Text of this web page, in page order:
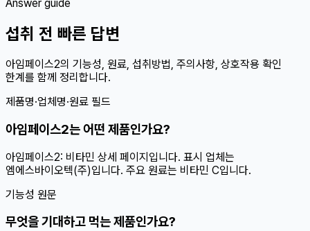
Answer guide
섭취 전 빠른 답변
아임페이스2의 기능성, 원료, 섭취방법, 주의사항, 상호작용 확인
한계를 함께 정리합니다.
제품명·업체명·원료 필드
아임페이스2는 어떤 제품인가요?
아임페이스2: 비타민 상세 페이지입니다. 표시 업체는
엠에스바이오텍(주)입니다. 주요 원료는 비타민 C입니다.
기능성 원문
무엇을 기대하고 먹는 제품인가요?